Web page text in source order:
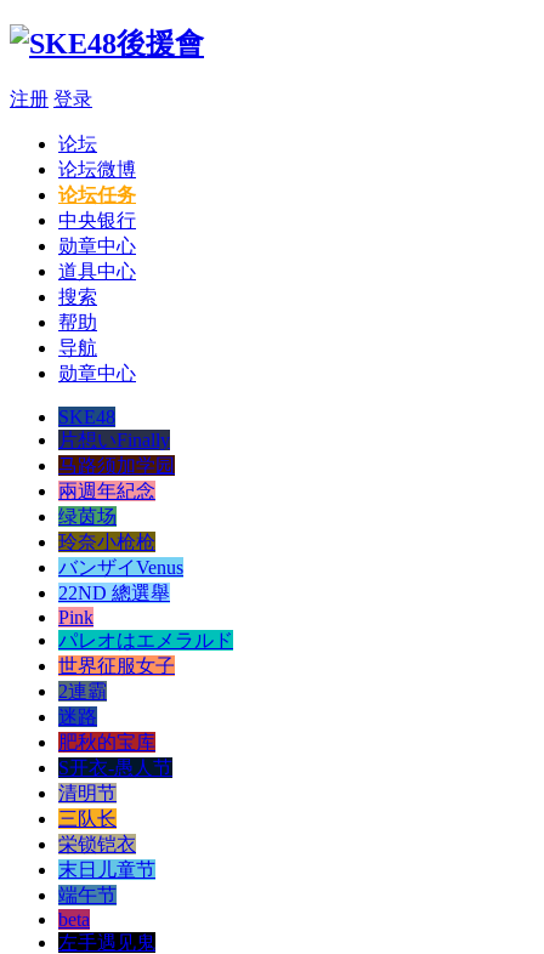
注册 登录
论坛
论坛微博
论坛任务
中央银行
勋章中心
道具中心
搜索
帮助
导航
勋章中心
SKE48
片想いFinally
马路须加学园
兩週年紀念
绿茵场
玲奈小枪枪
バンザイVenus
22ND 總選舉
Pink
パレオはエメラルド
世界征服女子
2連霸
迷路
肥秋的宝库
S开衣-愚人节
清明节
三队长
栄锁铠衣
末日儿童节
端午节
beta
左手遇见鬼